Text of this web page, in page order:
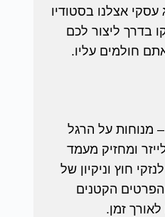
אצלנו בסטודיו
בדרך ליצור לכם
חולמים עליו.
– מנוחות על הרגל
ומחזיק מעמד
חוץ וניקיון של
הפרטים הקטנים
זמן.